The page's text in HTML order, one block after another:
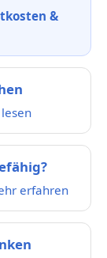
&
lesen
erfahren